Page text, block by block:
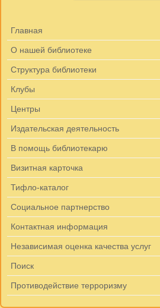
Главная
О нашей библиотеке
Структура библиотеки
Клубы
Центры
Издательская деятельность
В помощь библиотекарю
Визитная карточка
Тифло-каталог
Социальное партнерство
Контактная информация
Независимая оценка качества услуг
Поиск
Противодействие терроризму